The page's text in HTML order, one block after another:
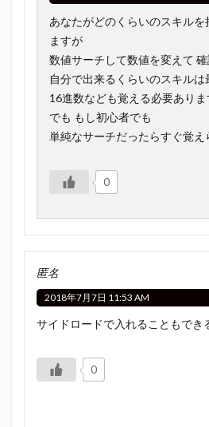
あなたがどのくらいのスキルを
ますが
数値サーチして数値を変えて
自分で出来るくらいのスキル
16進数なども覚える必要ありま
でも もし初心者でも
単純なサーチだったらすぐ覚え
0
匿名
2018年7月7日 11:53 AM
サイドロードで入れることもでき
0